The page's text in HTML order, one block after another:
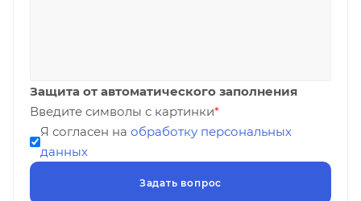
Защита от автоматического заполнения
Введите символы с картинки*
Я согласен на обработку персональных
данных